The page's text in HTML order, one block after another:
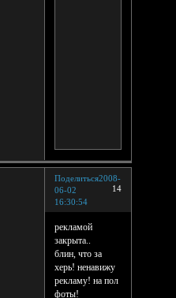
Поделиться
14
2008-
06-02
16:30:54
рекламой
закрыта..
блин, что за
херь! ненавижу
рекламу! на пол
фоты!